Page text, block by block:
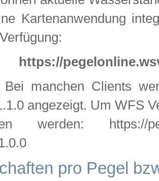
Kartenanwendung
https://
Bei manchen Clients
angezeigt. Um WFS
werden: https://
pro Pegel